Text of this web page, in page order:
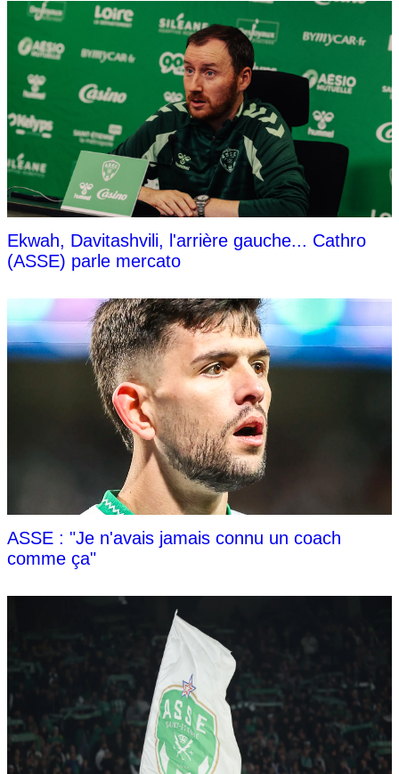
Ekwah, Davitashvili, l'arrière gauche... Cathro
(ASSE) parle mercato
ASSE : "Je n'avais jamais connu un coach
comme ça"